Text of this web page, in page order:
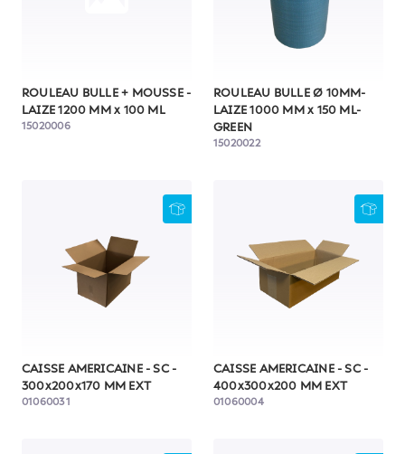
ROULEAU BULLE + MOUSSE -
LAIZE 1200 MM x 100 ML
15020006
ROULEAU BULLE Ø 10MM-
LAIZE 1000 MM x 150 ML-
GREEN
15020022
CAISSE AMERICAINE - SC -
300x200x170 MM EXT
01060031
CAISSE AMERICAINE - SC -
400x300x200 MM EXT
01060004